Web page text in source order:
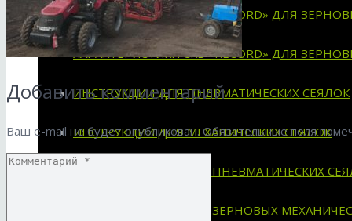
ХАРАКТЕРИСТИКИ СКВ «RECORD» ДЛЯ
ХАРАКТЕРИСТИКИ СКВ «RECORD» ДЛЯ
ИНСТРУКЦИИ ДЛЯ ПНЕВМАТИЧЕСКИХ СЕЯЛОК
ИНСТРУКЦИИ ДЛЯ МЕХАНИЧЕСКИХ СЕЯЛОК
СХЕМЫ УСТАНОВКИ НА ПНЕВМАТИЧЕСКИХ
СХЕМЫ УСТАНОВКИ НА ЗЕРНОВЫХ
Добавить комментарий
Ваш e-mail не будет опубликован.Обязательные поля